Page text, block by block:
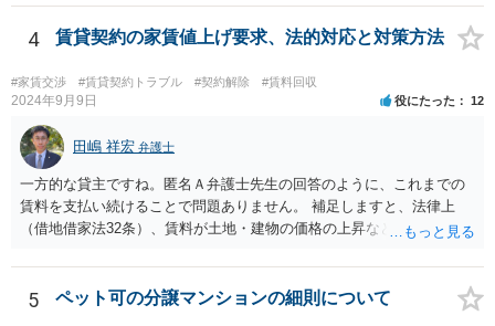
4 賃貸契約の家賃値上げ要求、法的対応と対策方法
#家賃交渉 #賃貸契約トラブル #契約解除 #賃料回収
2024年9月9日 役にたった 12
田嶋 祥宏 弁護士
一方的な貸主ですね。匿名Ａ弁護士先生の回答のように、これまでの
賃料を支払い続けることで問題ありません。 補足しますと、法律上
（借地借家法32条）、賃料が土地・建物の価格の上昇などの経済事情
は、「契約条件にかかわらず」、当事者は賃料の増減を請求できる、
とされています。 「不相当」かどうかは、貸主から、近隣相場の上昇
を示す同種賃貸物件の根拠資料などを提示してもらわないと判断でき
5 ペット可の分譲マンションの細則について